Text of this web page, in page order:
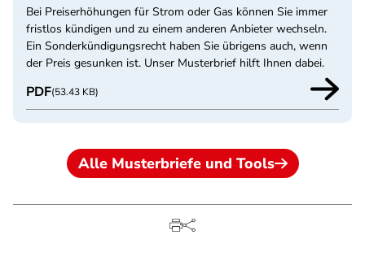
Bei Preiserhöhungen für Strom oder Gas können Sie immer
fristlos kündigen und zu einem anderen Anbieter wechseln.
Ein Sonderkündigungsrecht haben Sie übrigens auch, wenn
der Preis gesunken ist. Unser Musterbrief hilft Ihnen dabei.
PDF(53.43 KB)
Alle Musterbriefe und Tools